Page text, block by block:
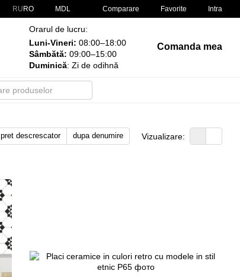
RU RO MDL Comparare Favorite Intra
Orarul de lucru:
Luni-Vineri: 08:00–18:00
Sâmbătă: 09:00–15:00
Duminică: Zi de odihnă
Comanda mea
pret descrescator dupa denumire Vizualizare: